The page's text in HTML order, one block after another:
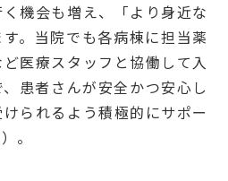
機会も増え、「より身近な
。当院でも各病棟に担当薬
医療スタッフと協働して入
患者さんが安全かつ安心し
られるよう積極的にサポー
。